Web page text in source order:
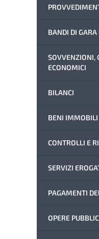
BANDI DI GARA
SOVVENZIONI,
ECONOMICI
BILANCI
BENI IMMOBILI
CONTROLLI E
SERVIZI
PAGAMENTI
OPERE